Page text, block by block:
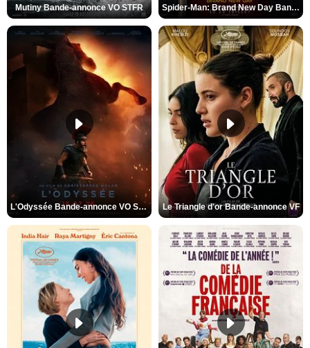
Mutiny Bande-annonce VO STFR Spider-Man: Brand New Day Bande-annonce VO STFR
L'Odyssée Bande-annonce VO STFR Le Triangle d'or Bande-annonce VF